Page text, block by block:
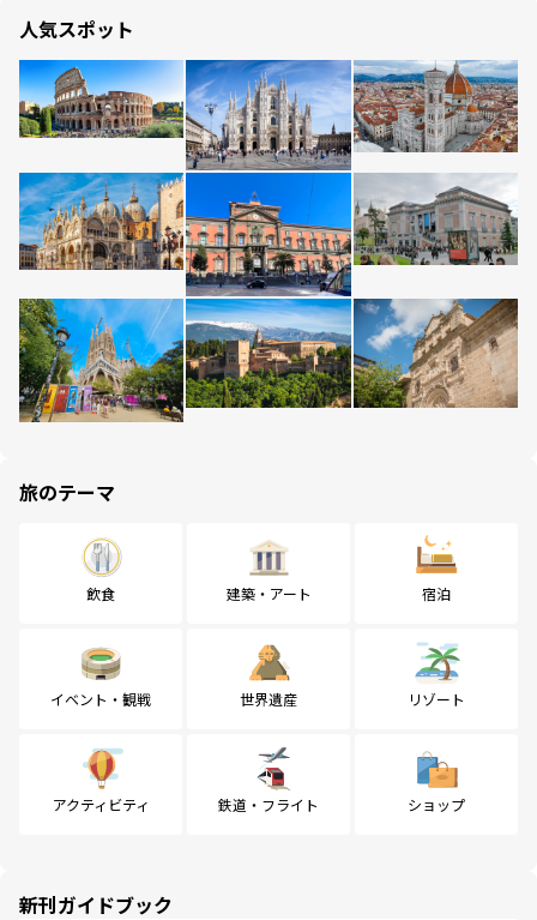
人気スポット
旅のテーマ
飲食 建築・アート 宿泊
イベント・観戦 世界遺産 リゾート
アクティビティ 鉄道・フライト ショップ
新刊ガイドブック